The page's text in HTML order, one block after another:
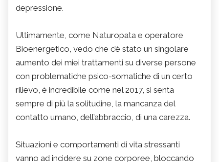
depressione.
Ultimamente, come Naturopata e operatore
Bioenergetico, vedo che c’è stato un singolare
aumento dei miei trattamenti su diverse persone
con problematiche psico-somatiche di un certo
rilievo, è incredibile come nel 2017, si senta
sempre di più la solitudine, la mancanza del
contatto umano, dell’abbraccio, di una carezza.
Situazioni e comportamenti di vita stressanti
vanno ad incidere su zone corporee, bloccando